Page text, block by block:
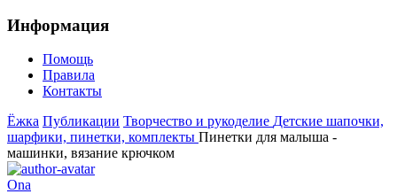
Информация
Помощь
Правила
Контакты
Ёжка Публикации Творчество и рукоделие Детские шапочки,
шарфики, пинетки, комплекты Пинетки для малыша -
машинки, вязание крючком
Ona